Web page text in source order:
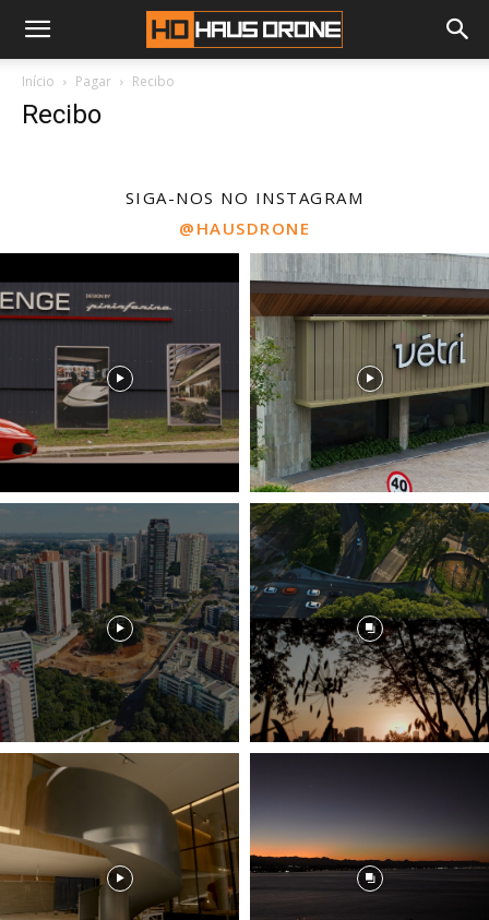
Início Pagar Recibo
Recibo
SIGA-NOS NO INSTAGRAM
@HAUSDRONE